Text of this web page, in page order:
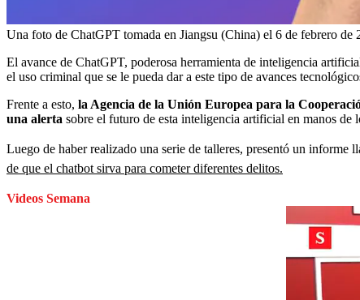
Una foto de ChatGPT tomada en Jiangsu (China) el 6 de febrero de
El avance de ChatGPT, poderosa herramienta de inteligencia
el uso criminal que se le pueda dar a este tipo de avances
Frente a esto, la Agencia de la Unión Europea para la
una alerta sobre el futuro de esta inteligencia artificial en manos de
Luego de haber realizado una serie de talleres, presentó un informe
de que el chatbot sirva para cometer diferentes delitos.
Videos Semana